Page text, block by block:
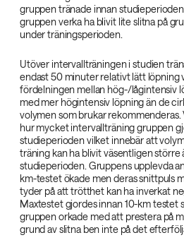
gruppen tränade innan
gruppen verka ha blivit lite slitna på
under träningsperioden.
Utöver intervallträningen i studien
endast 50 minuter relativt lätt löpning
fördelningen mellan hög-/lågintensiv
med mer högintensiv löpning än de
volymen som brukar
hur mycket intervallträning gruppen
studieperioden vilket innebär att
träning kan ha blivit väsentligen större
studieperioden. Gruppens upplevda
km-testet ökade men deras snittpuls
tyder på att trötthet kan ha inverkat
Maxtestet gjordes innan 10-km testet
gruppen orkade med att prestera på
grund av slitna ben inte på det